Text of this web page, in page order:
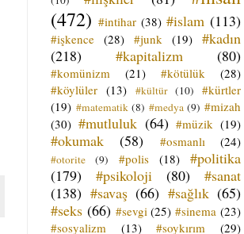
(472) #intihar (38) #islam (113)
#işkence (28) #junk (19) #kadın
(218)
#kapitalizm (80)
#komünizm (21) #kötülük
(28)
#köylüler (13) #kültür (10)
#kürtler
(19) #matematik (8) #medya (9) #mizah
(30) #mutluluk (64) #müzik (19)
#okumak (58) #osmanlı (24)
#otorite (9) #polis (18)
#politika
(179)
#psikoloji (80)
#sanat
(138) #savaş (66) #sağlık (65)
#seks (66) #sevgi (25) #sinema (23)
#sosyalizm
(13) #soykırım (29)